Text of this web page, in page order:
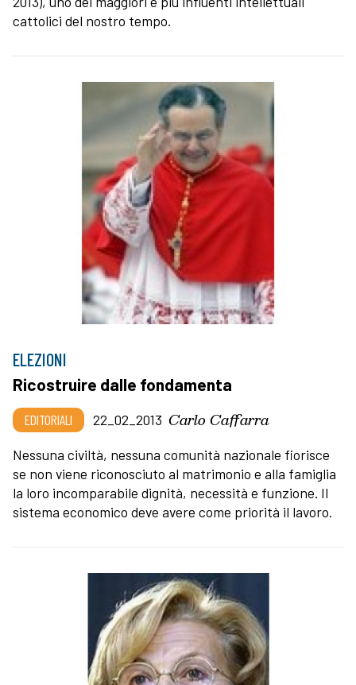
cattolici del nostro tempo.
ELEZIONI
Ricostruire dalle fondamenta
EDITORIALI 22_02_2013 Carlo Caffarra
Nessuna civiltà, nessuna comunità nazionale fiorisce
se non viene riconosciuto al matrimonio e alla famiglia
la loro incomparabile dignità, necessità e funzione. Il
sistema economico deve avere come priorità il lavoro.